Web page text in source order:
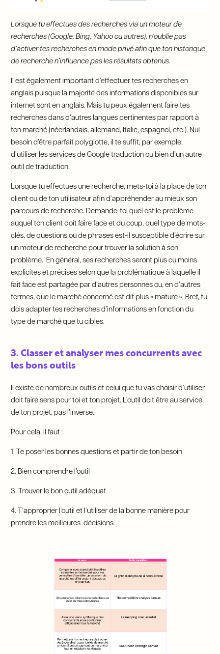
Lorsque tu effectues des recherches via un moteur de
recherches (Google, Bing, Yahoo ou autres), n’oublie pas
d’activer tes recherches en mode privé afin que ton historique
de recherche n’influence pas les résultats obtenus.
Il est également important d’effectuer tes recherches en
anglais puisque la majorité des informations disponibles sur
internet sont en anglais. Mais tu peux également faire tes
recherches dans d’autres langues pertinentes par rapport à
ton marché (néerlandais, allemand, Italie, espagnol, etc.). Nul
besoin d’être parfait polyglotte, il te suffit, par exemple,
d’utiliser les services de Google traduction ou bien d’un autre
outil de traduction.
Lorsque tu effectues une recherche, mets-toi à la place de ton
client ou de ton utilisateur afin d’appréhender au mieux son
parcours de recherche. Demande-toi quel est le problème
auquel ton client doit faire face et du coup, quel type de mots-
clés, de questions ou de phrases est-il susceptible d’écrire sur
un moteur de recherche pour trouver la solution à son
problème. En général, ses recherches seront plus ou moins
explicites et précises selon que la problématique à laquelle il
fait face est partagée par d’autres personnes ou, en d’autres
termes, que le marché concerné est dit plus « mature ». Bref, tu
dois adapter tes recherches d’informations en fonction du
type de marché que tu cibles.
3. Classer et analyser mes concurrents avec
les bons outils
Il existe de nombreux outils et celui que tu vas choisir d’utiliser
doit faire sens pour toi et ton projet. L’outil doit être au service
de ton projet, pas l’inverse.
Pour cela, il faut :
1. Te poser les bonnes questions et partir de ton besoin
2. Bien comprendre l’outil
3. Trouver le bon outil adéquat
4. T’approprier l’outil et l’utiliser de la bonne manière pour
prendre les meilleures décisions